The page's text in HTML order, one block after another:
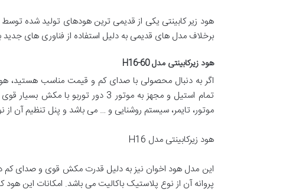
هود زیر کابینتی یکی از قدیمی ترین هودهای تولید شده
برخلاف مدل های قدیمی به دلیل استفاده از فناوری های
هود زیرکابینتی مدل H16-60
تمام استیل و مجهز به موتور 3
موتور، تایمر، سیستم روشنایی و … می باشد و پنل تنظیم آن
هود زیرکابینتی مدل H16
پروانه آن از نوع پلاستیک باکالیت می باشد. امکانات این